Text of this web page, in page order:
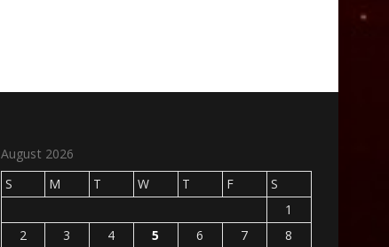
August 2026
S
M T W T F
S
1
2
3 4 5 6 7 8